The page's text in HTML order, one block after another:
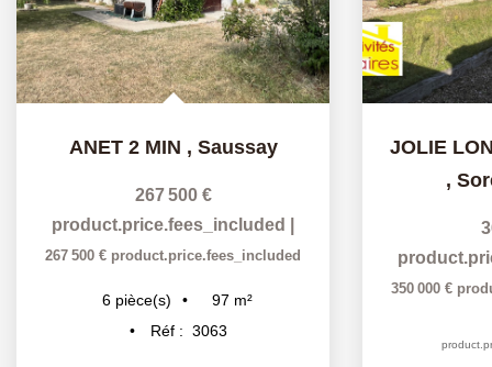
ANET 2 MIN , Saussay
267 500 €
product.price.fees_included
267 500 € product.price.fees_included
6 pièce(s) 97 m²
Réf : 3063
,
350 000 €